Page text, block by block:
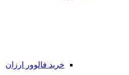
خرید فالوور ارزان